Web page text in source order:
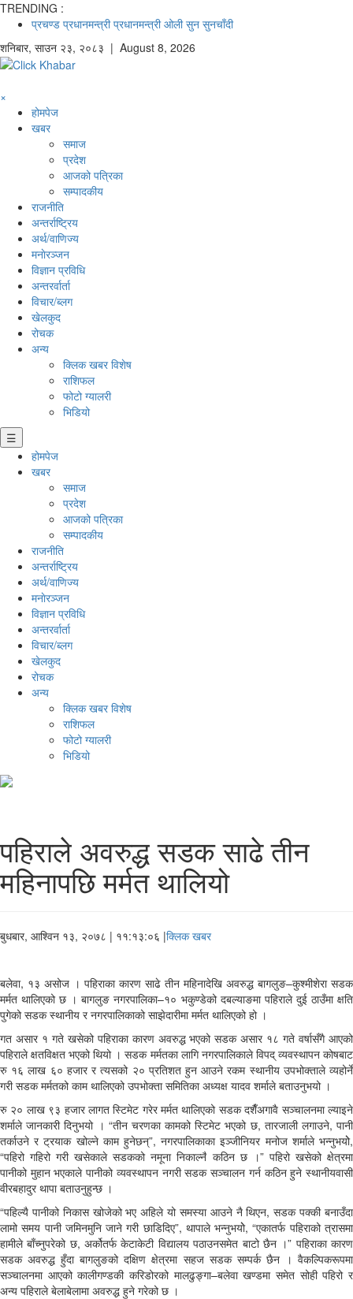
TRENDING :
प्रचण्ड प्रधानमन्त्री प्रधानमन्त्री ओली सुन सुनचाँदी
शनिबार, साउन २३, २०८३ | August 8, 2026
×
होमपेज
खबर
समाज
प्रदेश
आजको पत्रिका
सम्पादकीय
राजनीति
अन्तर्राष्ट्रिय
अर्थ/वाणिज्य
मनाेरञ्जन
विज्ञान प्रविधि
अन्तरर्वार्ता
विचार/ब्लग
खेलकुद
रोचक
अन्य
क्लिक खबर विशेष
राशिफल
फोटो ग्यालरी
भिडियो
☰
होमपेज
खबर
समाज
प्रदेश
आजको पत्रिका
सम्पादकीय
राजनीति
अन्तर्राष्ट्रिय
अर्थ/वाणिज्य
मनाेरञ्जन
विज्ञान प्रविधि
अन्तरर्वार्ता
विचार/ब्लग
खेलकुद
रोचक
अन्य
क्लिक खबर विशेष
राशिफल
फोटो ग्यालरी
भिडियो
पहिराले अवरुद्ध सडक साढे तीन
महिनापछि मर्मत थालियो
बुधबार, आश्विन १३, २०७८ | ११:१३:०६ |क्लिक खबर
बलेवा, १३ असोज । पहिराका कारण साढे तीन महिनादेखि अवरुद्ध बागलुङ–कुश्मीशेरा सडक
मर्मत थालिएको छ । बागलुङ नगरपालिका–१० भकुण्डेको दबल्याङमा पहिराले दुई ठाउँमा क्षति
पुगेको सडक स्थानीय र नगरपालिकाको साझेदारीमा मर्मत थालिएको हो ।
गत असार १ गते खसेको पहिराका कारण अवरुद्ध भएको सडक असार १८ गते वर्षासँगै आएको
पहिराले क्षतविक्षत भएको थियो । सडक मर्मतका लागि नगरपालिकाले विपद् व्यवस्थापन कोषबाट
रु १६ लाख ६० हजार र त्यसको २० प्रतिशत हुन आउने रकम स्थानीय उपभोक्ताले व्यहोर्ने
गरी सडक मर्मतको काम थालिएको उपभोक्ता समितिका अध्यक्ष यादव शर्माले बताउनुभयो ।
रु २० लाख ९३ हजार लागत स्टिमेट गरेर मर्मत थालिएको सडक दशैँअगावै सञ्चालनमा ल्याइने
शर्माले जानकारी दिनुभयो । “तीन चरणका कामको स्टिमेट भएको छ, तारजाली लगाउने, पानी
तर्काउने र ट्रयाक खोल्ने काम हुनेछन्”, नगरपालिकाका इञ्जीनियर मनोज शर्माले भन्नुभयोे,
“पहिरो गहिरो गरी खसेकाले सडकको नमूना निकाल्नै कठिन छ ।” पहिरो खसेको क्षेत्रमा
पानीको मुहान भएकाले पानीको व्यवस्थापन नगरी सडक सञ्चालन गर्न कठिन हुने स्थानीयवासी
वीरबहादुर थापा बताउनुहुन्छ ।
“पहिल्यै पानीको निकास खोजेको भए अहिले यो समस्या आउने नै थिएन, सडक पक्की बनाउँदा
लामो समय पानी जमिनमुनि जाने गरी छाडिदिए”, थापाले भन्नुभयोे, “एकातर्फ पहिराको त्रासमा
हामीले बाँच्नुपरेको छ, अर्कोतर्फ केटाकेटी विद्यालय पठाउनसमेत बाटो छैन ।” पहिराका कारण
सडक अवरुद्ध हुँदा बागलुङको दक्षिण क्षेत्रमा सहज सडक सम्पर्क छैन । वैकल्पिकरूपमा
सञ्चालनमा आएको कालीगण्डकी करिडोरको मालढुङ्गा–बलेवा खण्डमा समेत सोही पहिरो र
अन्य पहिराले बेलाबेलामा अवरुद्ध हुने गरेको छ ।